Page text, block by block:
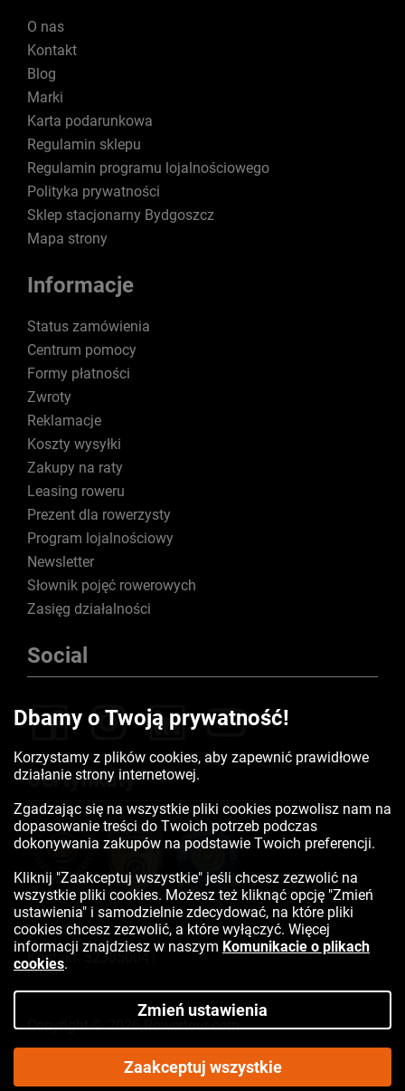
O nas
Kontakt
Blog
Marki
Karta podarunkowa
Regulamin sklepu
Regulamin programu lojalnościowego
Polityka prywatności
Sklep stacjonarny Bydgoszcz
Mapa strony
Informacje
Status zamówienia
Centrum pomocy
Formy płatności
Zwroty
Reklamacje
Koszty wysyłki
Zakupy na raty
Leasing roweru
Prezent dla rowerzysty
Program lojalnościowy
Newsletter
Słownik pojęć rowerowych
Zasięg działalności
Social
Certyfikaty
Kontakt:523350041
Copyright © 2026 Rowertour.com
Internetowy sklep rowerowy
Dbamy o Twoją prywatność!
Korzystamy z plików cookies, aby zapewnić prawidłowe
działanie strony internetowej.
Zgadzając się na wszystkie pliki cookies pozwolisz nam na
dopasowanie treści do Twoich potrzeb podczas
dokonywania zakupów na podstawie Twoich preferencji.
Kliknij "Zaakceptuj wszystkie" jeśli chcesz zezwolić na
wszystkie pliki cookies. Możesz też kliknąć opcję "Zmień
ustawienia" i samodzielnie zdecydować, na które pliki
cookies chcesz zezwolić, a które wyłączyć. Więcej
informacji znajdziesz w naszym Komunikacie o plikach
cookies.
Zmień ustawienia
Zaakceptuj wszystkie